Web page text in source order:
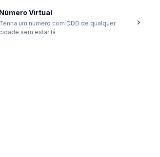
Número Virtual
Tenha um número com DDD de qualquer
cidade sem estar lá